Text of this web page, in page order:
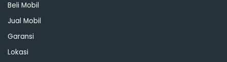
Beli Mobil
Jual Mobil
Garansi
Lokasi